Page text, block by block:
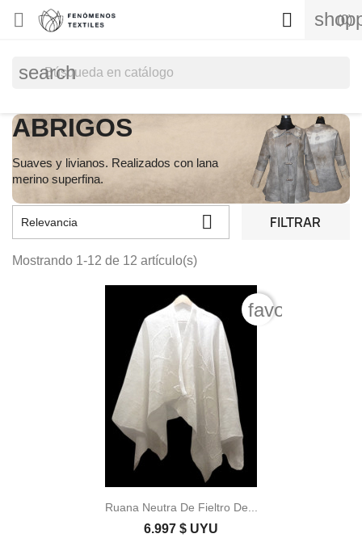
 (0)

search
ABRIGOS
Suaves y livianos. Realizados con lana
merino superfina.
Relevancia  FILTRAR
Mostrando 1-12 de 12 artículo(s)
Ruana Neutra De Fieltro De...
6.997 $ UYU